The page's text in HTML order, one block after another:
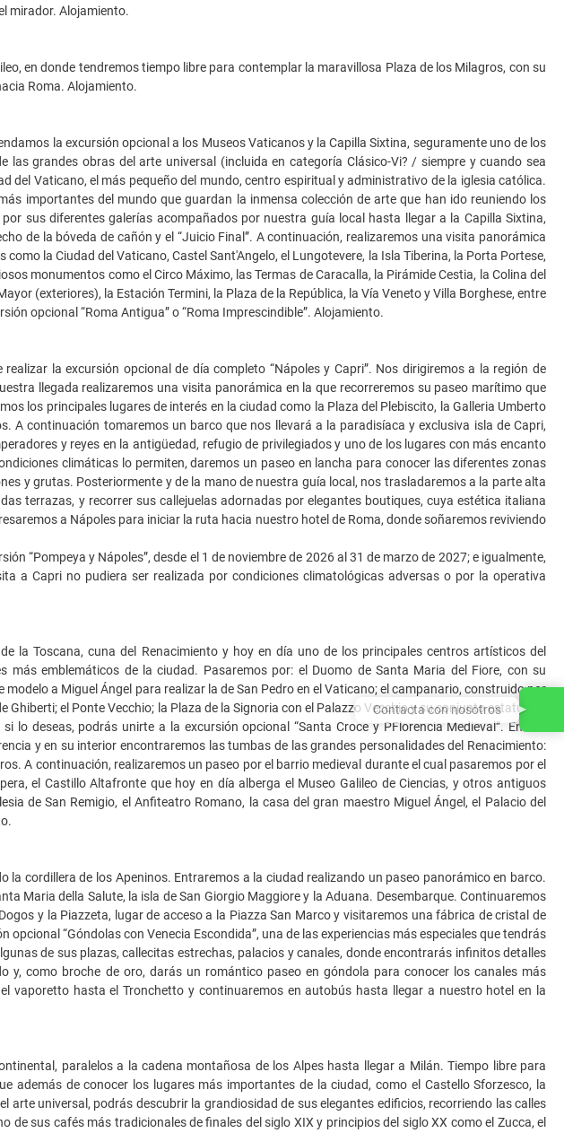
mirador. Alojamiento.
en donde tendremos tiempo libre para contemplar la maravillosa Plaza de los Milagros, con su
Roma. Alojamiento.
la excursión opcional a los Museos Vaticanos y la Capilla Sixtina, seguramente uno de los
grandes obras del arte universal (incluida en categoría Clásico-Vi? / siempre y cuando sea
del Vaticano, el más pequeño del mundo, centro espiritual y administrativo de la iglesia católica.
importantes del mundo que guardan la inmensa colección de arte que han ido reuniendo los
sus diferentes galerías acompañados por nuestra guía local hasta llegar a la Capilla Sixtina,
de la bóveda de cañón y el “Juicio Final”. A continuación, realizaremos una visita panorámica
la Ciudad del Vaticano, Castel Sant'Angelo, el Lungotevere, la Isla Tiberina, la Porta Portese,
monumentos como el Circo Máximo, las Termas de Caracalla, la Pirámide Cestia, la Colina del
(exteriores), la Estación Termini, la Plaza de la República, la Vía Veneto y Villa Borghese, entre
opcional “Roma Antigua” o “Roma Imprescindible”. Alojamiento.
la excursión opcional de día completo “Nápoles y Capri”. Nos dirigiremos a la región de
llegada realizaremos una visita panorámica en la que recorreremos su paseo marítimo que
los principales lugares de interés en la ciudad como la Plaza del Plebiscito, la Galleria Umberto
A continuación tomaremos un barco que nos llevará a la paradisíaca y exclusiva isla de Capri,
y reyes en la antigüedad, refugio de privilegiados y uno de los lugares con más encanto
climáticas lo permiten, daremos un paseo en lancha para conocer las diferentes zonas
y grutas. Posteriormente y de la mano de nuestra guía local, nos trasladaremos a la parte alta
terrazas, y recorrer sus callejuelas adornadas por elegantes boutiques, cuya estética italiana
a Nápoles para iniciar la ruta hacia nuestro hotel de Roma, donde soñaremos reviviendo
“Pompeya y Nápoles”, desde el 1 de noviembre de 2026 al 31 de marzo de 2027; e igualmente,
a Capri no pudiera ser realizada por condiciones climatológicas adversas o por la operativa
la Toscana, cuna del Renacimiento y hoy en día uno de los principales centros artísticos del
emblemáticos de la ciudad. Pasaremos por: el Duomo de Santa Maria del Fiore, con su
a Miguel Ángel para realizar la de San Pedro en el Vaticano; el campanario, construido por
el Ponte Vecchio; la Plaza de la Signoria con el Palazzo Vecchio y su conjunto estatuas y
deseas, podrás unirte a la excursión opcional “Santa Croce y PFlorencia Medieval”. En ella
y en su interior encontraremos las tumbas de las grandes personalidades del Renacimiento:
A continuación, realizaremos un paseo por el barrio medieval durante el cual pasaremos por el
el Castillo Altafronte que hoy en día alberga el Museo Galileo de Ciencias, y otros antiguos
de San Remigio, el Anfiteatro Romano, la casa del gran maestro Miguel Ángel, el Palacio del
la cordillera de los Apeninos. Entraremos a la ciudad realizando un paseo panorámico en barco.
Maria della Salute, la isla de San Giorgio Maggiore y la Aduana. Desembarque. Continuaremos
y la Piazzeta, lugar de acceso a la Piazza San Marco y visitaremos una fábrica de cristal de
opcional “Góndolas con Venecia Escondida”, una de las experiencias más especiales que tendrás
de sus plazas, callecitas estrechas, palacios y canales, donde encontrarás infinitos detalles
y, como broche de oro, darás un romántico paseo en góndola para conocer los canales más
vaporetto hasta el Tronchetto y continuaremos en autobús hasta llegar a nuestro hotel en la
paralelos a la cadena montañosa de los Alpes hasta llegar a Milán. Tiempo libre para
además de conocer los lugares más importantes de la ciudad, como el Castello Sforzesco, la
arte universal, podrás descubrir la grandiosidad de sus elegantes edificios, recorriendo las calles
de sus cafés más tradicionales de finales del siglo XIX y principios del siglo XX como el Zucca, el
Contacta con nosotros